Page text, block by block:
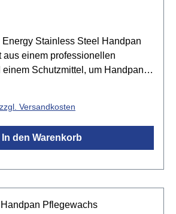
Stainless Steel Handpan
aus einem professionellen
einem Schutzmittel, um Handpans
und anschließend zu
Bei Augenkontakt
ausspülen. Bei Verschlucken
und einen Arzt aufsuchen.
und Verkäufer sind nicht
Produkts. Lesen und
Versandkosten
In den Warenkorb